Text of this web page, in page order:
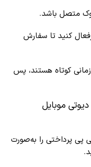
متصل باشد.
کنید تا سفارش
کوتاه هستند، پس
موبایل
پی پرداختی را به‌صورت